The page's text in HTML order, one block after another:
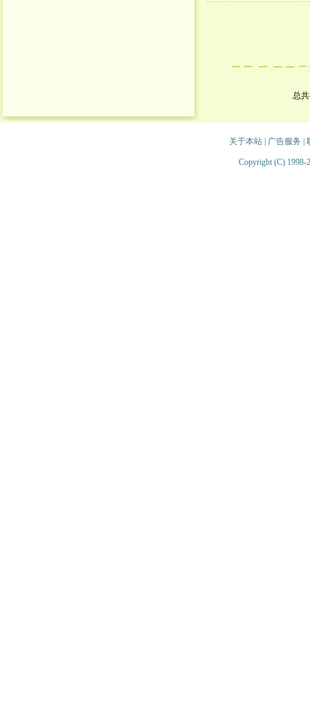
总
关于本站| 广告服务
Copyright (C) 1998-